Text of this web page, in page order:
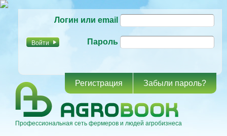
основному
Логин или email
Пароль
Регистрация Забыли пароль?
Профессиональная сеть фермеров и людей агробизнеса